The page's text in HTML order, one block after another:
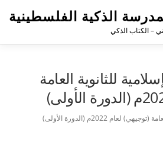
الذكية الفلسطينية
– الكتاب الذكي
للثانوية العامة
لعام 2022م (الدورة الأولى)